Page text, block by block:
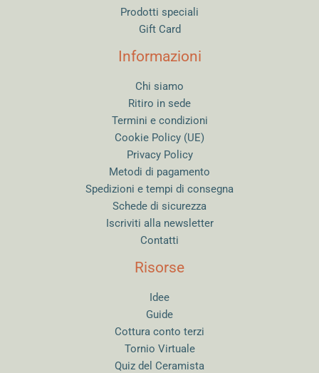
Prodotti speciali
Gift Card
Informazioni
Chi siamo
Ritiro in sede
Termini e condizioni
Cookie Policy (UE)
Privacy Policy
Metodi di pagamento
Spedizioni e tempi di consegna
Schede di sicurezza
Iscriviti alla newsletter
Contatti
Risorse
Idee
Guide
Cottura conto terzi
Tornio Virtuale
Quiz del Ceramista